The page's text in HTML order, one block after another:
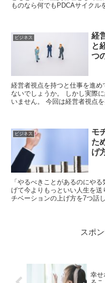
ものなら何でもPDCAサイクル
ビジネス
経
と
つ
経営者視点を持つと仕事を進
ないでしょうか。 しかし実際に経営者視点を持っている人はあまり
いません。 今回は経営者視点を持てない理由と持つことのメリット
ビジネス
モ
た
げ
「やるべきことがあるのにやる気が出ない」 「
げて今よりもっといい人生を送りたい」 今日はそん
チベーションの上げ方を7つ話していきます。
スポ
幸せ